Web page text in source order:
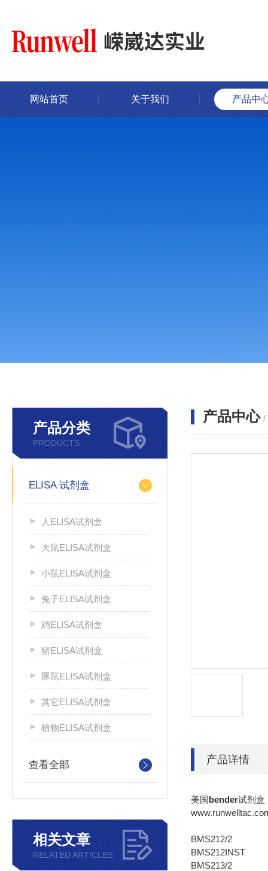
网站首页 关于我们 产品中
产品分类
PRODUCTS
ELISA 试剂盒
人ELISA试剂盒
大鼠ELISA试剂盒
小鼠ELISA试剂盒
兔子ELISA试剂盒
鸡ELISA试剂盒
猪ELISA试剂盒
豚鼠ELISA试剂盒
其它ELISA试剂盒
植物ELISA试剂盒
查看全部
相关文章
RELATED ARTICLES
产品中心 /
产品详情
美国bender试剂盒
BMS212/2
BMS212INST
BMS213/2